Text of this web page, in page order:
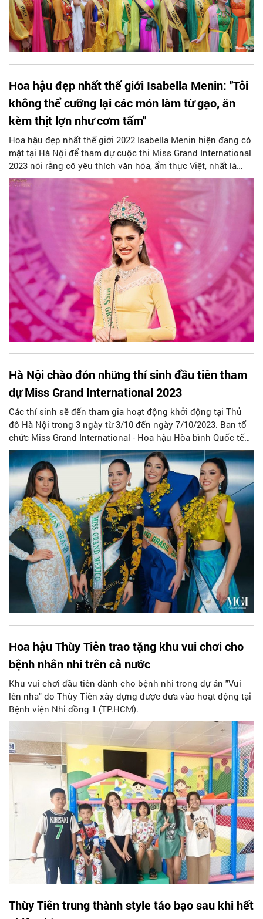
Hoa hậu đẹp nhất thế giới Isabella Menin: "Tôi
không thể cưỡng lại các món làm từ gạo, ăn
kèm thịt lợn như cơm tấm"
Hoa hậu đẹp nhất thế giới 2022 Isabella Menin hiện đang có
mặt tại Hà Nội để tham dự cuộc thi Miss Grand International
2023 nói rằng cô yêu thích văn hóa, ẩm thực Việt, nhất là
món ăn từ gỏi cuốn, thịt lợn, cơm tấm...
Hà Nội chào đón những thí sinh đầu tiên tham
dự Miss Grand International 2023
Các thí sinh sẽ đến tham gia hoạt động khởi động tại Thủ
đô Hà Nội trong 3 ngày từ 3/10 đến ngày 7/10/2023. Ban tổ
chức Miss Grand International - Hoa hậu Hòa bình Quốc tế
vừa công bố thông tin lịch trình cuộc thi Miss Grand
International 2023.
Hoa hậu Thùy Tiên trao tặng khu vui chơi cho
bệnh nhân nhi trên cả nước
Khu vui chơi đầu tiên dành cho bệnh nhi trong dự án "Vui
lên nha" do Thùy Tiên xây dựng được đưa vào hoạt động tại
Bệnh viện Nhi đồng 1 (TP.HCM).
Thùy Tiên trung thành style táo bạo sau khi hết